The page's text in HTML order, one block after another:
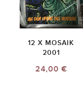
12 X MOSAIK
2001
24,00 €